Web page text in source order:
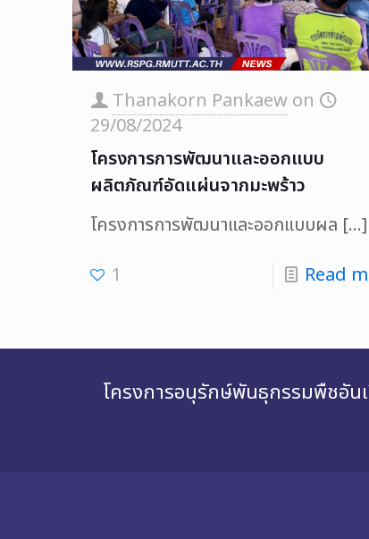
Thanakorn Pankaew on
29/08/2024
โครงการการพัฒนาและออกแบบ
ผลิตภัณฑ์อัดแผ่นจากมะพร้าว
โครงการการพัฒนาและออกแบบผล […]
1
Read
โครงการอนุรักษ์พันธุกรรมพืชอัน